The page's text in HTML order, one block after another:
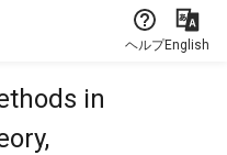
ヘルプEnglish
in